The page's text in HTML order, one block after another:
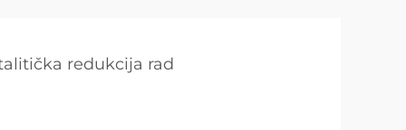
redukcija rad